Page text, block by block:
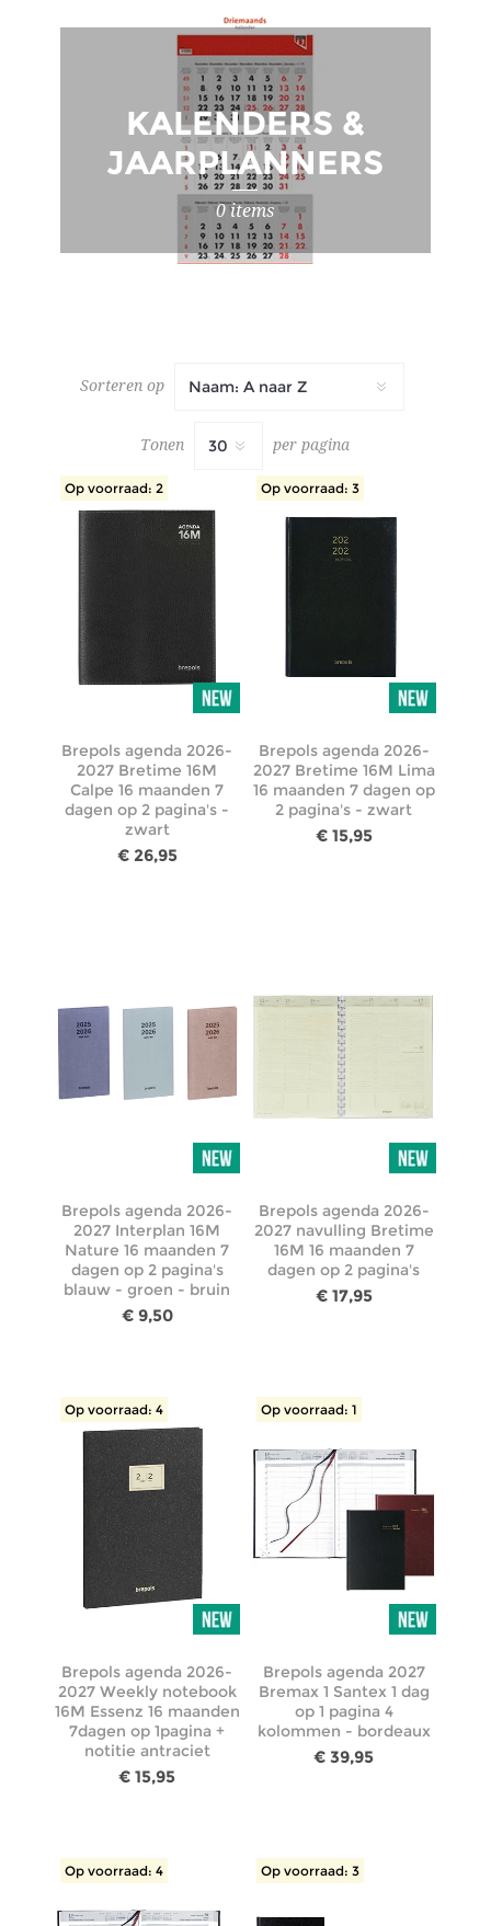
KALENDERS &
JAARPLANNERS
0 items
Sorteren op
Tonen per pagina
Op voorraad: 2
Brepols agenda 2026-
2027 Bretime 16M
Calpe 16 maanden 7
dagen op 2 pagina's -
zwart
€ 26,95
Op voorraad: 3
Brepols agenda 2026-
2027 Bretime 16M Lima
16 maanden 7 dagen op
2 pagina's - zwart
€ 15,95
Brepols agenda 2026-
2027 Interplan 16M
Nature 16 maanden 7
dagen op 2 pagina's
blauw - groen - bruin
€ 9,50
Brepols agenda 2026-
2027 navulling Bretime
16M 16 maanden 7
dagen op 2 pagina's
€ 17,95
Op voorraad: 4
Brepols agenda 2026-
2027 Weekly notebook
16M Essenz 16 maanden
7dagen op 1pagina +
notitie antraciet
€ 15,95
Op voorraad: 1
Brepols agenda 2027
Bremax 1 Santex 1 dag
op 1 pagina 4
kolommen - bordeaux
€ 39,95
Op voorraad: 4 Op voorraad: 3